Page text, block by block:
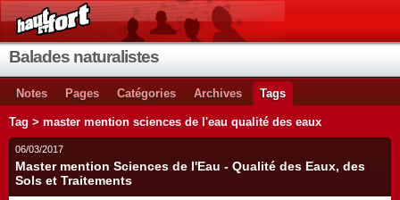
Balades naturalistes
Notes Pages Catégories Archives Tags
Tag > master mention sciences de l'eau qualité des eaux
06/03/2017
Master mention Sciences de l'Eau - Qualité des Eaux, des
Sols et Traitements